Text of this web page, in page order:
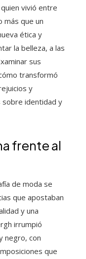
vivió entre
más que un
ética y
la belleza, a las
sus
transformó
y
sobre identidad y
frente al
de moda se
que apostaban
y una
irrumpió
negro, con
que